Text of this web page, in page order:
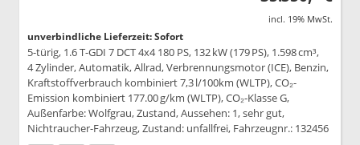
incl. 19% MwSt.
unverbindliche Lieferzeit: Sofort
5-türig, 1.6 T-GDI 7 DCT 4x4 180 PS, 132 kW (179 PS), 1.598 cm³,
4 Zylinder, Automatik, Allrad, Verbrennungsmotor (ICE), Benzin,
Kraftstoffverbrauch kombiniert 7,3 l/100km (WLTP), CO₂-
Emission kombiniert 177.00 g/km (WLTP), CO₂-Klasse G,
Außenfarbe: Wolfgrau, Zustand, Aussehen: 1, sehr gut,
Nichtraucher-Fahrzeug, Zustand: unfallfrei, Fahrzeugnr.: 132456